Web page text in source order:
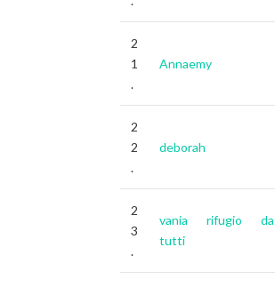
2
1
.
Annaemy
2
2
.
deborah
2
3
.
vania rifugio da
tutti